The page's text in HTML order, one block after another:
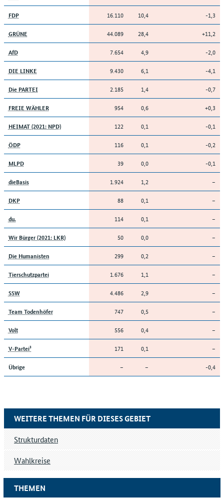
FDP 16.110 10,4 -1,3
GRÜNE 44.089 28,4 +11,2
AfD 7.654 4,9 -2,0
DIE LINKE 9.430 6,1 -4,1
Die PARTEI 2.185 1,4 -0,7
FREIE WÄHLER 954 0,6 +0,3
HEIMAT (2021: NPD) 122 0,1 -0,1
ÖDP 116 0,1 -0,2
MLPD 39 0,0 -0,1
dieBasis 1.924 1,2 –
DKP 88 0,1 –
du. 114 0,1 –
Wir Bürger (2021: LKR) 50 0,0 –
Die Humanisten 299 0,2 –
Tierschutzpartei 1.676 1,1 –
SSW 4.486 2,9 –
Team Todenhöfer 747 0,5 –
Volt 556 0,4 –
V-Partei³ 171 0,1 –
Übrige – – -0,4
THEMEN
WEITERE THEMEN FÜR DIESES GEBIET
Strukturdaten
Wahlkreise